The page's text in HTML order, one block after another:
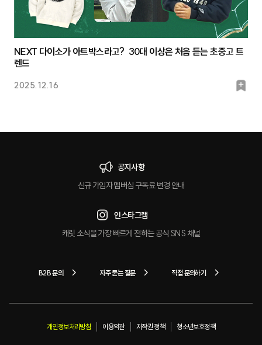
2025.12.16
북
NEXT 다이소가 아트박스라고? 30대 이상은 처음 듣는 초중고 트
렌드
공지사항
신규 가입자 멤버십 구독료 변경 안내
인스타그램
캐릿 소식을 가장 빠르게 전하는 공식 SNS 채널
B2B 문의 자주 묻는 질문 직접 문의하기
개인정보처리방침 이용약관 저작권 정책 청소년보호정책